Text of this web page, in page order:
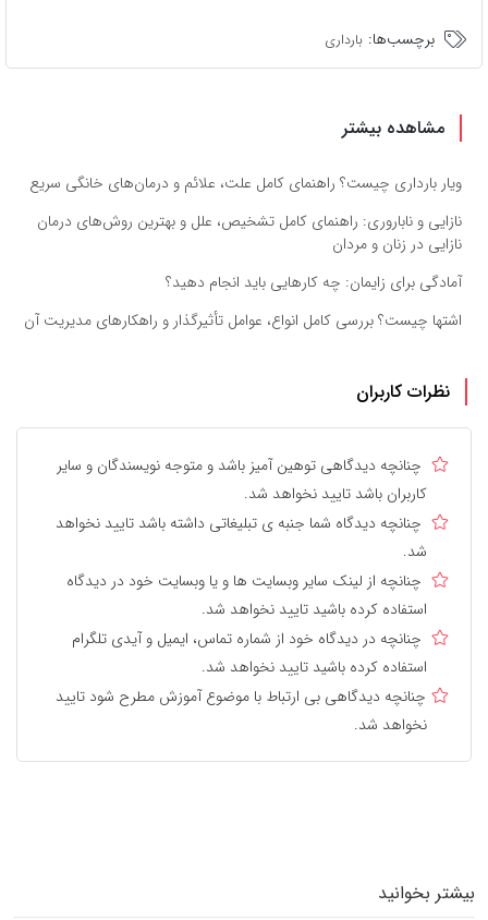
برچسب‌ها: بارداری
مشاهده بیشتر
ویار بارداری چیست؟ راهنمای کامل علت، علائم و درمان‌های خانگی سریع
نازایی و ناباروری: راهنمای کامل تشخیص، علل و بهترین روش‌های درمان
نازایی در زنان و مردان
آمادگی برای زایمان: چه کارهایی باید انجام دهید؟
اشتها چیست؟ بررسی کامل انواع، عوامل تأثیرگذار و راهکارهای مدیریت آن
نظرات کاربران
چنانچه دیدگاهی توهین آمیز باشد و متوجه نویسندگان و سایر
کاربران باشد تایید نخواهد شد.
چنانچه دیدگاه شما جنبه ی تبلیغاتی داشته باشد تایید نخواهد
شد.
چنانچه از لینک سایر وبسایت ها و یا وبسایت خود در دیدگاه
استفاده کرده باشید تایید نخواهد شد.
چنانچه در دیدگاه خود از شماره تماس، ایمیل و آیدی تلگرام
استفاده کرده باشید تایید نخواهد شد.
چنانچه دیدگاهی بی ارتباط با موضوع آموزش مطرح شود تایید
نخواهد شد.
بیشتر بخوانید